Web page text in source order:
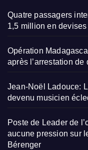
Quatre passagers
1,5 million en devises
Opération
après l’arrestation
Jean-Noël Ladouce:
devenu musicien
Poste de Leader de
aucune pression sur
Bérenger